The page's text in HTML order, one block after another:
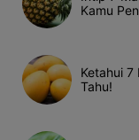
Kamu
Ketahui 7
Tahu!